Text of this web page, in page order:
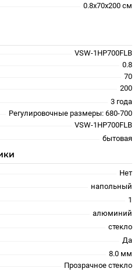
0.8x70x200 см
VSW-1HP700FLB
0.8
70
200
3 года
Регулировочные размеры: 680-700
VSW-1HP700FLB
бытовая
Нет
напольный
1
алюминий
стекло
Да
8.0 мм
Прозрачное стекло